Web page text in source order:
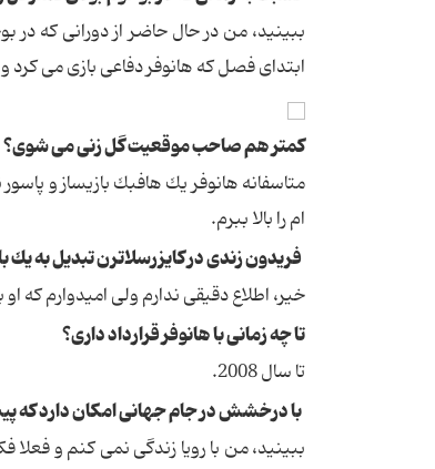
ببینید، من در حال حاضر از دورانی كه
ابتدای فصل كه هانوفر دفاعی بازی می كرد
كمتر هم صاحب موقعیت گل زنی می شوی؟
متاسفانه هانوفر یك هافبك بازیساز و
ام را بالا ببرم.
فریدون زندی در كایزرسلاترن تبدیل به
خیر، اطلاع دقیقی ندارم ولی امیدوارم كه
تا چه زمانی با هانوفر قرارداد داری؟
تا سال 2008.
با درخشش در جام جهانی امكان دارد كه
ببینید، من با رویا زندگی نمی كنم و